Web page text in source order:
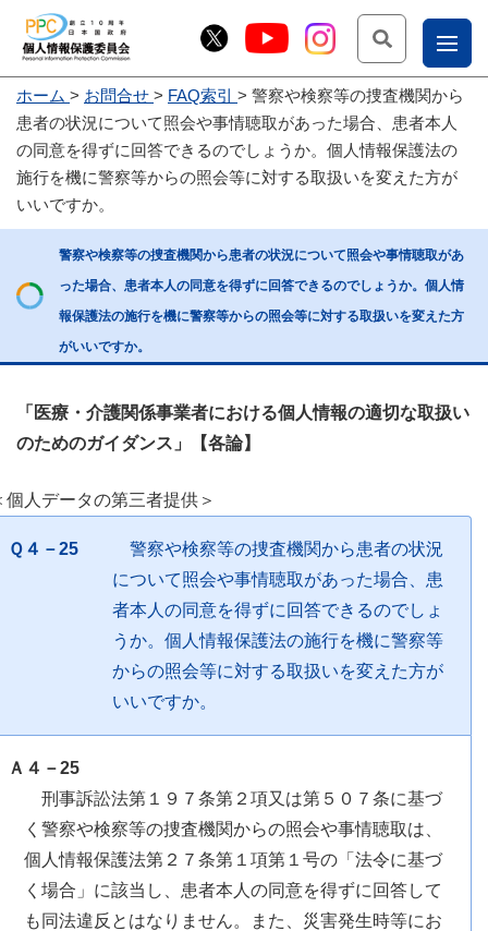
お
問
こー
じょ
ー部
ホーム お問合せ FAQ索引
警察や検察等の捜査機関から
患者の状況について照会や事情聴取があった場合、患者本人
の同意を得ずに回答できるのでしょうか。個人情報保護法の
施行を機に警察等からの照会等に対する取扱いを変えた方が
いいですか。
警察や検察等の捜査機関から患者の状況について照会や事情聴取があ
った場合、患者本人の同意を得ずに回答できるのでしょうか。個人情
報保護法の施行を機に警察等からの照会等に対する取扱いを変えた方
がいいですか。
「医療・介護関係事業者における個人情報の適切な取扱い
のためのガイダンス」【各論】
個人データの第三者提供＞
Ｑ４－25
警察や検察等の捜査機関から患者の状況
について照会や事情聴取があった場合、患
者本人の同意を得ずに回答できるのでしょ
うか。個人情報保護法の施行を機に警察等
からの照会等に対する取扱いを変えた方が
いいですか。
Ａ４－25
刑事訴訟法第１９７条第２項又は第５０７条に基づ
く警察や検察等の捜査機関からの照会や事情聴取は、
個人情報保護法第２７条第１項第１号の「法令に基づ
く場合」に該当し、患者本人の同意を得ずに回答して
も同法違反とはなりません。また、災害発生時等にお